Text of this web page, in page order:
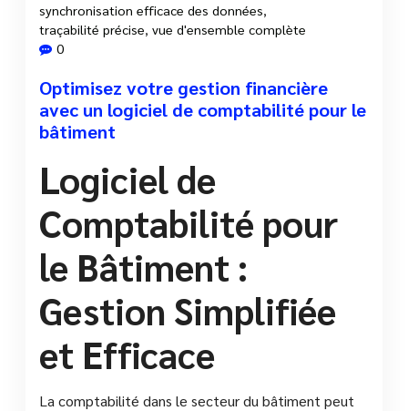
synchronisation efficace des données
traçabilité précise vue d'ensemble complète
0
Optimisez votre gestion financière
avec un logiciel de comptabilité pour le
bâtiment
Logiciel de
Comptabilité pour
le Bâtiment :
Gestion Simplifiée
et Efficace
La comptabilité dans le secteur du bâtiment peut